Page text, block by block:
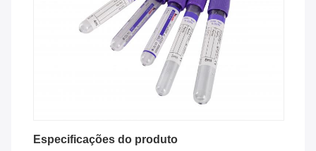
Especificações do produto